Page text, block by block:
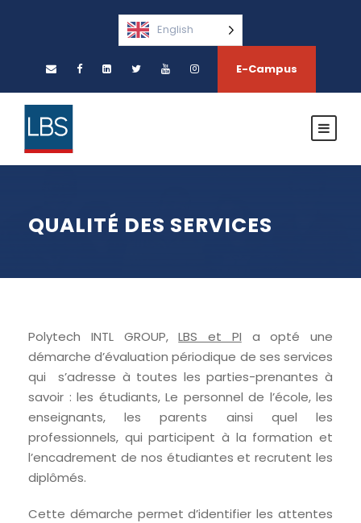
English
E-Campus
QUALITÉ DES SERVICES
Polytech INTL GROUP,LBS et PI a opté une
démarche d’évaluation périodique de ses services
qui s’adresse à toutes les parties-prenantes à
savoir : les étudiants, Le personnel de l’école, les
enseignants, les parents ainsi quel les
professionnels, qui participent à la formation et
l’encadrement de nos étudiantes et recrutent les
diplômés.
Cette démarche permet d’identifier les attentes